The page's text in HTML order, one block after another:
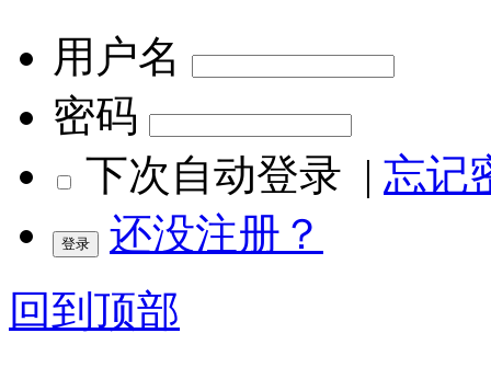
用户名
密码
下次自动登录 | 忘记
还没注册？
回到顶部